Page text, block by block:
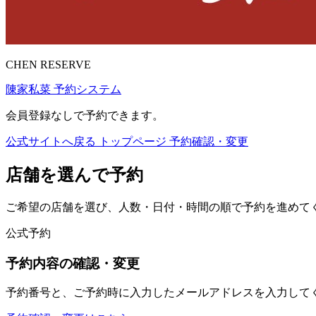
CHEN RESERVE
陳家私菜 予約システム
会員登録なしで予約できます。
公式サイトへ戻る トップページ 予約確認・変更
店舗を選んで予約
ご希望の店舗を選び、人数・日付・時間の順で予約を進めて
公式予約
予約内容の確認・変更
予約番号と、ご予約時に入力したメールアドレスを入力して